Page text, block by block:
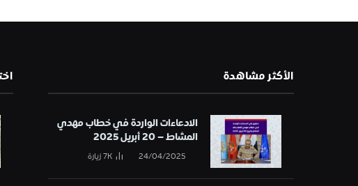
الأكثر مشاهدة
الادعاءات الواردة في خطاب مهدي
المشاط – 20 أبريل 2025
24/04/2025
7Kزيارة